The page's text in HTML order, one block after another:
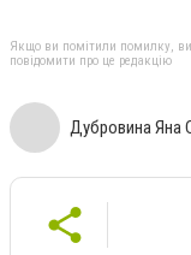
Якщо ви помітили помилку,
повідомити про це редакцію
Дубровина Яна